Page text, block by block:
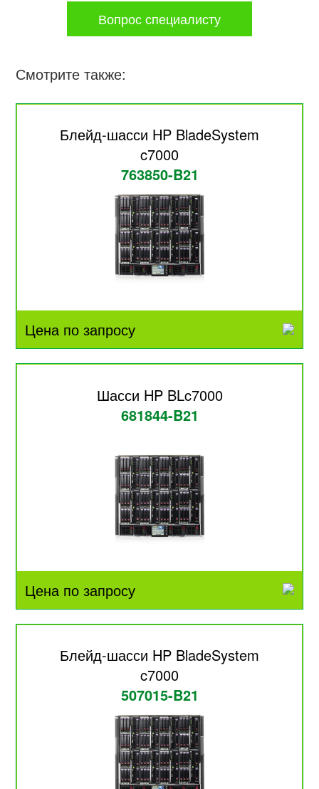
Вопрос специалисту
Смотрите также:
Блейд-шасси HP BladeSystem
c7000
763850-B21
Цена по запросу
Шасси HP BLc7000
681844-B21
Цена по запросу
Блейд-шасси HP BladeSystem
c7000
507015-B21